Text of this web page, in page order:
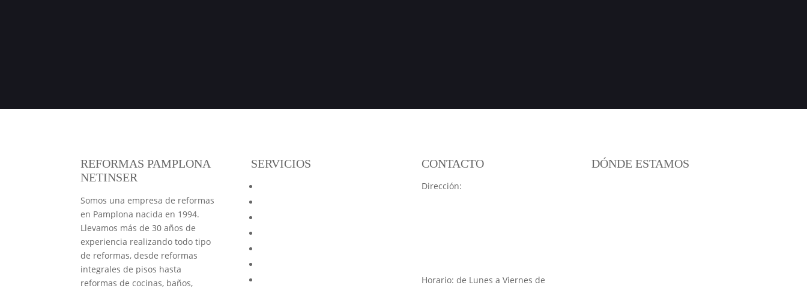
REFORMAS PAMPLONA
NETINSER
Somos una empresa de reformas
en Pamplona nacida en 1994.
Llevamos más de 30 años de
experiencia realizando todo tipo
de reformas, desde reformas
integrales de pisos hasta
reformas de cocinas, baños,
SERVICIOS CONTACTO
Dirección:
Horario: de Lunes a Viernes de
DÓNDE ESTAMOS